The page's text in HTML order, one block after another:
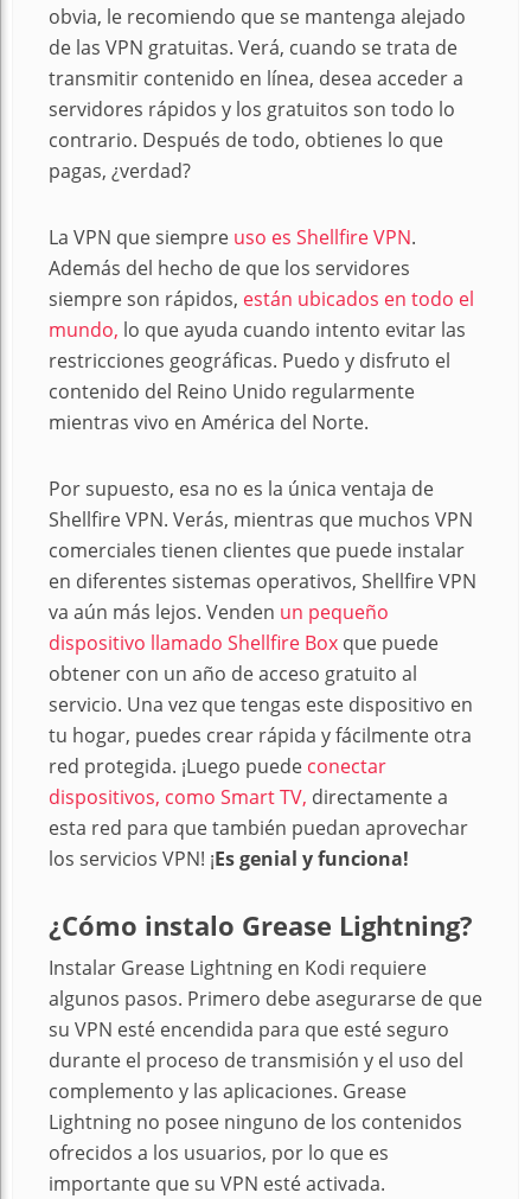
obvia, le recomiendo que se mantenga alejado
de las VPN gratuitas. Verá, cuando se trata de
transmitir contenido en línea, desea acceder a
servidores rápidos y los gratuitos son todo lo
contrario. Después de todo, obtienes lo que
pagas, ¿verdad?
La VPN que siempre uso es Shellfire VPN.
Además del hecho de que los servidores
siempre son rápidos, están ubicados en todo el
mundo, lo que ayuda cuando intento evitar las
restricciones geográficas. Puedo y disfruto el
contenido del Reino Unido regularmente
mientras vivo en América del Norte.
Por supuesto, esa no es la única ventaja de
Shellfire VPN. Verás, mientras que muchos VPN
comerciales tienen clientes que puede instalar
en diferentes sistemas operativos, Shellfire VPN
va aún más lejos. Venden un pequeño
dispositivo llamado Shellfire Box que puede
obtener con un año de acceso gratuito al
servicio. Una vez que tengas este dispositivo en
tu hogar, puedes crear rápida y fácilmente otra
red protegida. ¡Luego puede conectar
dispositivos, como Smart TV, directamente a
esta red para que también puedan aprovechar
los servicios VPN! ¡Es genial y funciona!
¿Cómo instalo Grease Lightning?
Instalar Grease Lightning en Kodi requiere
algunos pasos. Primero debe asegurarse de que
su VPN esté encendida para que esté seguro
durante el proceso de transmisión y el uso del
complemento y las aplicaciones. Grease
Lightning no posee ninguno de los contenidos
ofrecidos a los usuarios, por lo que es
importante que su VPN esté activada.